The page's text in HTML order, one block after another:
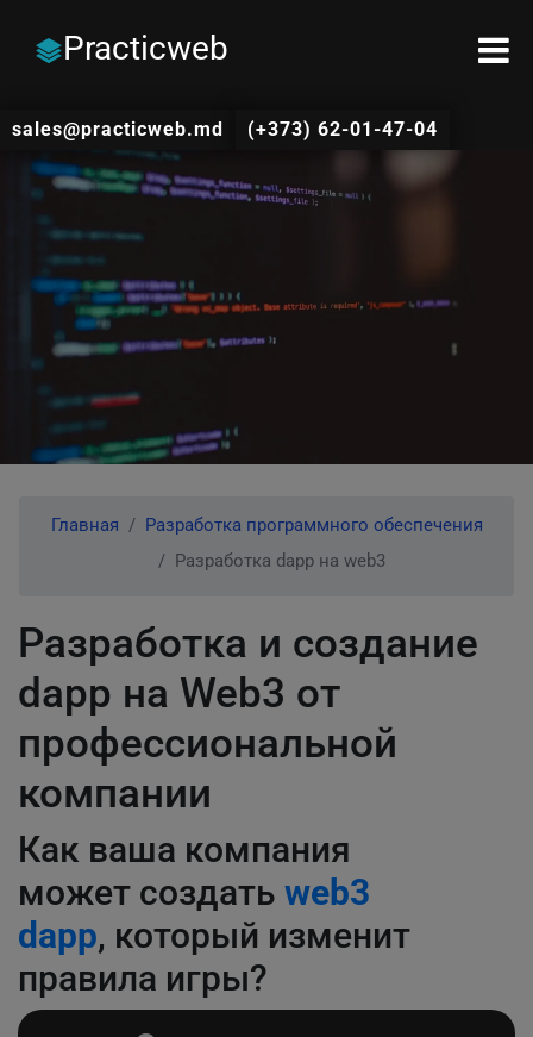
Practicweb
sales@practicweb.md (+373) 62-01-47-04
Главная
Разработка программного обеспечения
Разработка dapp на web3
Разработка и создание
dapp на Web3 от
профессиональной
компании
Как ваша компания
может создать web3
dapp, который изменит
правила игры?